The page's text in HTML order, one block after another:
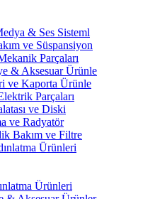
& Ses Sisteml
ve Süspansiyon
Parçaları
& Aksesuar Ürünle
ve Kaporta Ürünle
Parçaları
ve Diski
ve Radyatör
Bakım ve Filtre
Ürünleri
Ürünleri